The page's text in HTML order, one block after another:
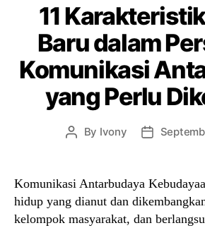
11
Baru dalam
Komunikasi
yang Perlu
Post
By Ivony
Post
Komunikasi Antarbudaya
hidup yang dianut dan
kelompok masyarakat, dan